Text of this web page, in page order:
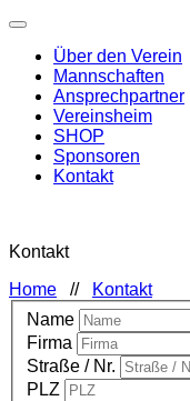
Über den Verein
Mannschaften
Ansprechpartner
Vereinsheim
SHOP
Sponsoren
Kontakt
Kontakt
Home //
Kontakt
Name
Firma
Straße / Nr.
PLZ